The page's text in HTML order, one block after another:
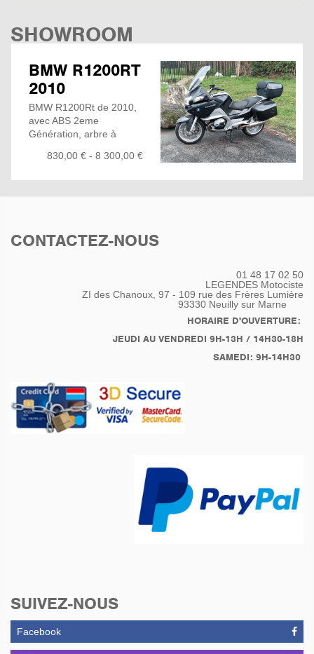
SHOWROOM
BMW R1200RT
2010
BMW R1200Rt de 2010,
avec ABS 2eme
Génération, arbre à
bonne état... La dernière
de la route que des
emplettes du jour...
la moto. Équipé aussi du
fournie.
très peu kilométré 48840
km
Cette Moto à très peux
était constamment à l'abri
830,00 € - 8 300,00 €
CONTACTEZ-NOUS
01 48 17 02 50
LEGENDES Motociste
ZI des Chanoux, 97 - 109 rue des Frères Lumière
93330 Neuilly sur Marne
HORAIRE D'OUVERTURE:
JEUDI AU VENDREDI 9H-13H / 14H30-18H
SAMEDI: 9H-14H30
SUIVEZ-NOUS
Facebook